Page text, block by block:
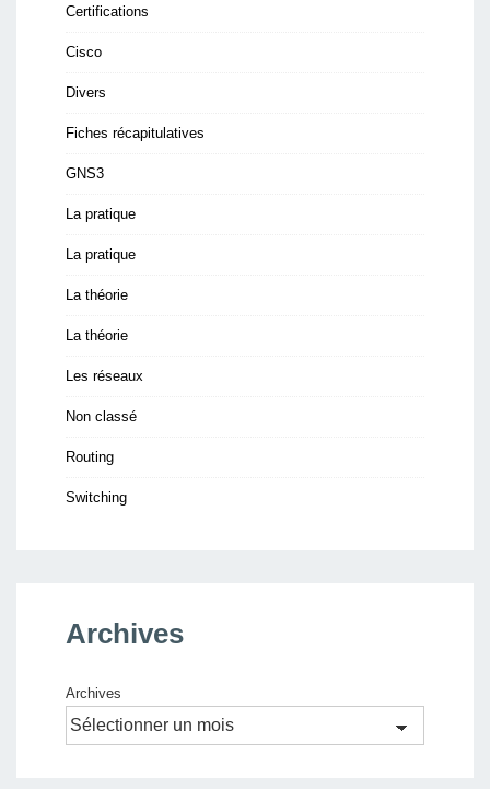
Certifications
Cisco
Divers
Fiches récapitulatives
GNS3
La pratique
La pratique
La théorie
La théorie
Les réseaux
Non classé
Routing
Switching
Archives
Archives